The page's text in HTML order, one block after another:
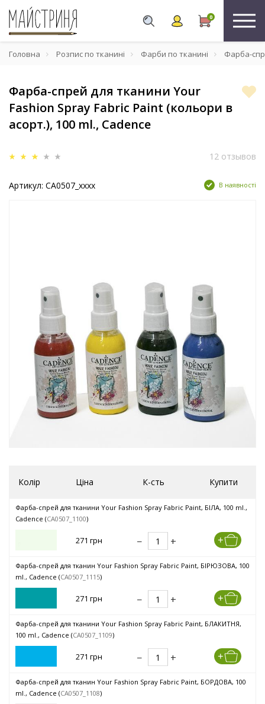
0
Головна Розпис по тканині Фарби по тканині Фарба-
Фарба-спрей для тканини Your
Fashion Spray Fabric Paint (кольори в
асорт.), 100 ml., Cadence
12 отзывов
Артикул: CA0507_xxxx В наявності
Колір Ціна К-сть Купити
Фарба-спрей для тканини Your Fashion Spray Fabric Paint, БІЛА, 100 ml.,
Cadence (CA0507_1100)
271 грн
Фарба-спрей для тканин Your Fashion Spray Fabric Paint, БІРЮЗОВА, 100
ml., Cadence (CA0507_1115)
271 грн
Фарба-спрей для тканини Your Fashion Spray Fabric Paint, БЛАКИТНЯ,
100 ml., Cadence (CA0507_1109)
271 грн
Фарба-спрей для тканин Your Fashion Spray Fabric Paint, БОРДОВА, 100
ml., Cadence (CA0507_1108)